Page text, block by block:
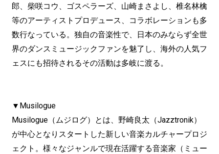
郎、柴咲コウ、ゴスペラーズ、山崎まさよし、椎名林檎
等のアーティストプロデュース、コラボレーションも多
数行なっている。独自の音楽性で、日本のみならず全世
界のダンスミュージックファンを魅了し、海外の人気フ
ェスにも招待されるその活動は多岐に渡る。
▼Musilogue
Musilogue（ムジログ）とは、野崎良太（Jazztronik）
が中心となりスタートした新しい音楽カルチャープロジ
ェクト。様々なジャンルで現在活躍する音楽家（ミュー